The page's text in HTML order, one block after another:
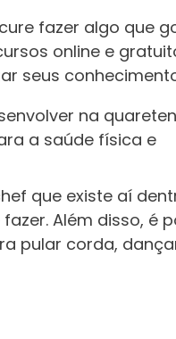
fazer algo que
online e
seus
a saúde física e
que existe aí
Além disso, é
pular corda,